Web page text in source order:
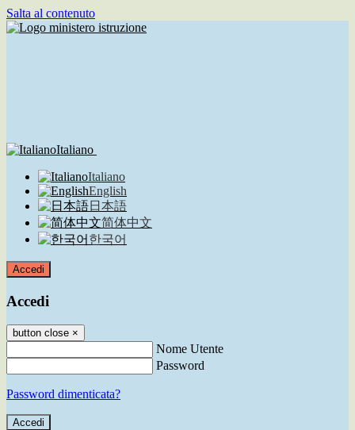
Salta al contenuto
Italiano
Italiano
English
日本語
简体中文
한국어
Accedi
Accedi
button close ×
Nome Utente
Password
Password dimenticata?